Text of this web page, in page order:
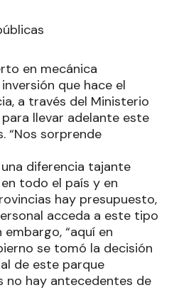
en mecánica
que hace el
a través del Ministerio
llevar adelante este
“Nos sorprende
diferencia tajante
todo el país y en
hay presupuesto,
acceda a este tipo
“aquí en
se tomó la decisión
de este parque
no hay antecedentes de